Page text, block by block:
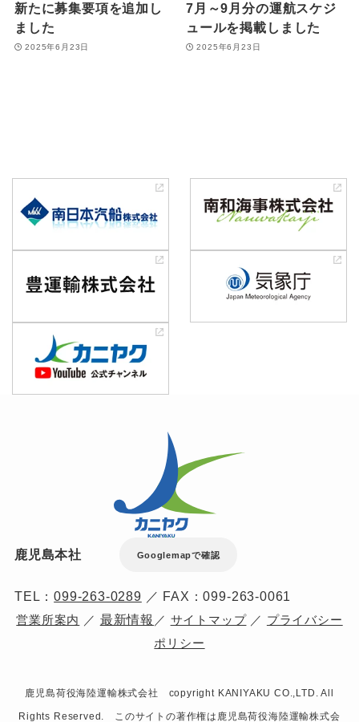
新たに募集要項を追加し
ました
2025年6月23日
7月～9月分の運航スケジ
ュールを掲載しました
2025年6月23日
鹿児島本社 Googlemapで確認
TEL：099-263-0289 ／ FAX：099-263-0061
営業所案内 ／ 最新情報 ／ サイトマップ／ プライバシー
ポリシー
鹿児島荷役海陸運輸株式会社 copyright KANIYAKU CO.,LTD. All
Rights Reserved. このサイトの著作権は鹿児島荷役海陸運輸株式会